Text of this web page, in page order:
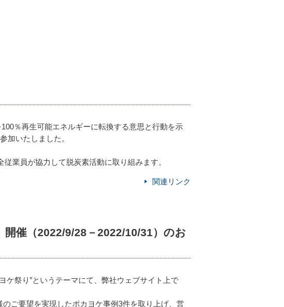
％再生可能エネルギーに転換する意思と行動を示
加いたしました。
業員が協力して脱炭素活動に取り組みます。
関連リンク
催（2022/9/28－2022/10/31）のお
ケ祭り”というテーマにて、弊社ウェブサイト上で
ご要望を実現したポカヨケ事例3件を取り上げ、営